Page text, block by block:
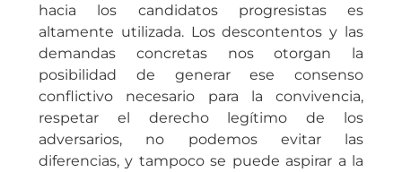
hacia los candidatos progresistas es
altamente utilizada. Los descontentos y las
demandas concretas nos otorgan la
posibilidad de generar ese consenso
conflictivo necesario para la convivencia,
respetar el derecho legítimo de los
adversarios, no podemos evitar las
diferencias, y tampoco se puede aspirar a la